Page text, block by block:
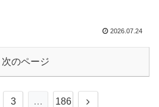
2026.07.24
次のページ
3 … 186